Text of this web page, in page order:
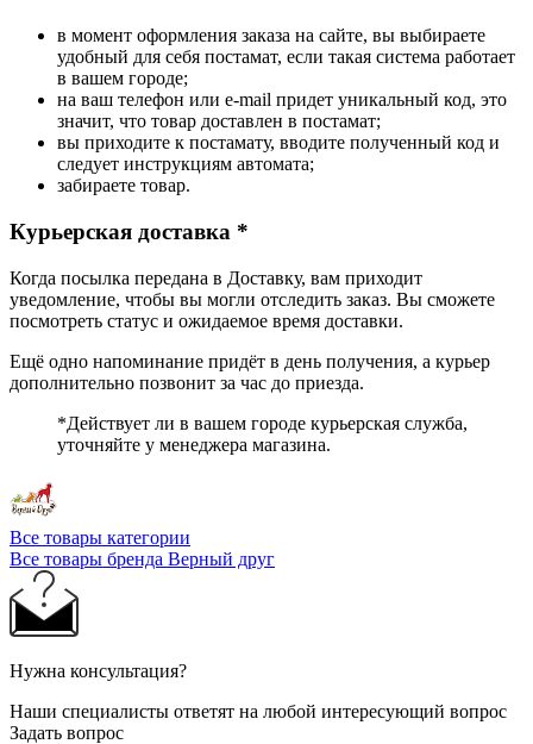
в момент оформления заказа на сайте, вы выбираете
удобный для себя постамат, если такая система работает
в вашем городе;
на ваш телефон или e-mail придет уникальный код, это
значит, что товар доставлен в постамат;
вы приходите к постамату, вводите полученный код и
следует инструкциям автомата;
забираете товар.
Курьерская доставка *
Когда посылка передана в Доставку, вам приходит
уведомление, чтобы вы могли отследить заказ. Вы сможете
посмотреть статус и ожидаемое время доставки.
Ещё одно напоминание придёт в день получения, а курьер
дополнительно позвонит за час до приезда.
*Действует ли в вашем городе курьерская служба,
уточняйте у менеджера магазина.
Все товары категории
Все товары бренда Верный друг
Нужна консультация?
Наши специалисты ответят на любой интересующий вопрос
Задать вопрос